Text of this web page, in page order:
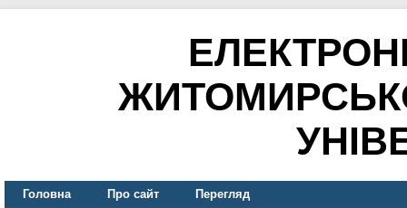
Головна Про сайт Перегляд